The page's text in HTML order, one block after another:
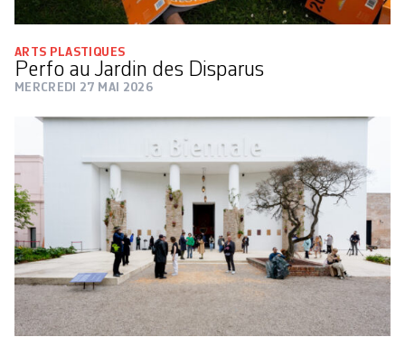
ARTS PLASTIQUES
Perfo au Jardin des Disparus
MERCREDI 27 MAI 2026